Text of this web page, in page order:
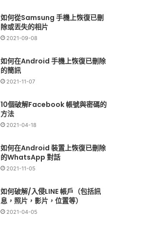
如何從Samsung 手機上恢復已刪
除或丟失的相片
2021-09-08
如何在Android 手機上恢復已刪除
的簡訊
2021-11-07
10個破解Facebook 帳號與密碼的
方法
2021-04-18
如何在Android 裝置上恢復已刪除
的WhatsApp 對話
2021-11-05
如何破解/入侵LINE 帳戶（包括訊
息，照片，影片，位置等）
2021-04-05